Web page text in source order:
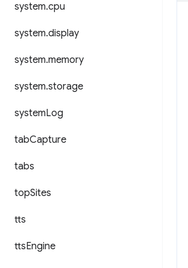
system.cpu
system.display
system.memory
system.storage
systemLog
tabCapture
tabs
topSites
tts
ttsEngine